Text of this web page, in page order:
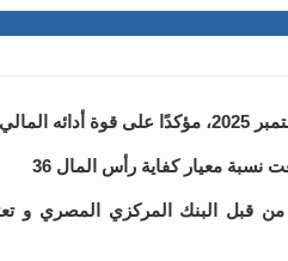
نسبة معيار كفاية رأس المال 36
من قبل البنك المركزي المصري و